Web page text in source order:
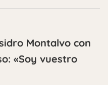
Montalvo con
«Soy vuestro